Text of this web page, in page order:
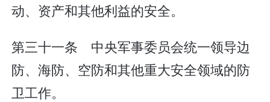
动、资产和其他利益的安全。
第三十一条 中央军事委员会统一领导边
防、海防、空防和其他重大安全领域的防
卫工作。